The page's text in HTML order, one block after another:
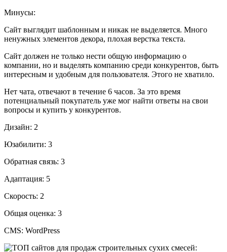
Минусы:
Сайт выглядит шаблонным и никак не выделяется. Много
ненужных элементов декора, плохая верстка текста.
Сайт должен не только нести общую информацию о
компании, но и выделять компанию среди конкурентов, быть
интересным и удобным для пользователя. Этого не хватило.
Нет чата, отвечают в течение 6 часов. За это время
потенциальный покупатель уже мог найти ответы на свои
вопросы и купить у конкурентов.
Дизайн: 2
Юзабилити: 3
Обратная связь: 3
Адаптация: 5
Скорость: 2
Общая оценка: 3
CMS: WordPress